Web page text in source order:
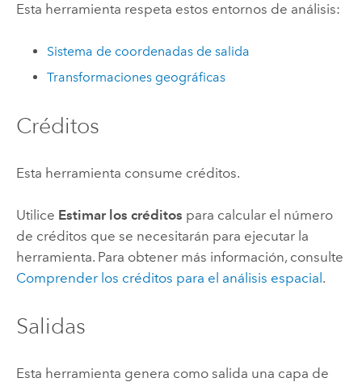
Esta herramienta respeta estos entornos de análisis:
Sistema de coordenadas de salida
Transformaciones geográficas
Créditos
Esta herramienta consume créditos.
Utilice Estimar los créditos para calcular el número
de créditos que se necesitarán para ejecutar la
herramienta. Para obtener más información, consulte
Comprender los créditos para el análisis espacial .
Salidas
Esta herramienta genera como salida una capa de